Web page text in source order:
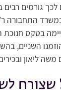
גורמים רבים
התחבורה
בטקס חנוכת
השניים,
ליאון
שצורח